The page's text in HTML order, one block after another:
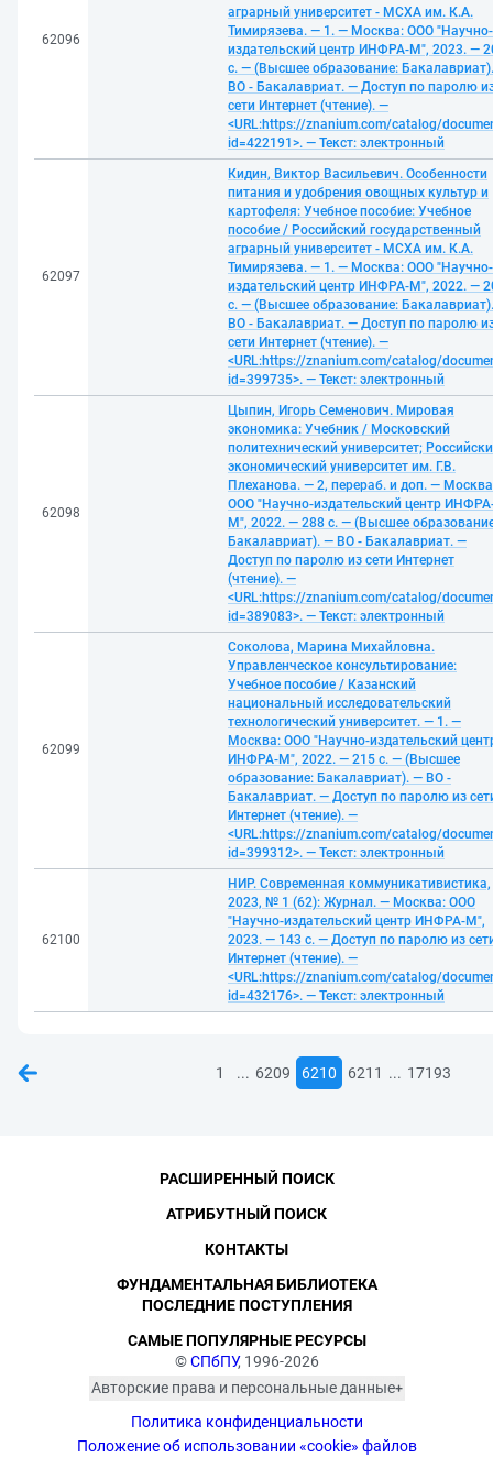
62096
аграрный университет - МСХА им. К.А.
Тимирязева. — 1. — Москва: ООО "Научно-
издательский центр ИНФРА-М", 2023. —
с. — (Высшее образование:
ВО - Бакалавриат. — Доступ по паролю
сети Интернет (чтение). —
<URL:https://znanium.com/catalog/
id=422191>. — Текст: электронный
62097
Кидин, Виктор Васильевич. Особенности
питания и удобрения овощных культур и
картофеля: Учебное пособие: Учебное
пособие / Российский государственный
аграрный университет - МСХА им. К.А.
Тимирязева. — 1. — Москва: ООО "Научно-
издательский центр ИНФРА-М", 2022. —
с. — (Высшее образование:
ВО - Бакалавриат. — Доступ по паролю
сети Интернет (чтение). —
<URL:https://znanium.com/catalog/
id=399735>. — Текст: электронный
62098
Цыпин, Игорь Семенович. Мировая
экономика: Учебник / Московский
политехнический университет;
экономический университет им. Г.В.
Плеханова. — 2, перераб. и доп. —
ООО "Научно-издательский центр
М", 2022. — 288 с. — (Высшее
Бакалавриат). — ВО - Бакалавриат. —
Доступ по паролю из сети Интернет
(чтение). —
<URL:https://znanium.com/catalog/
id=389083>. — Текст: электронный
62099
Соколова, Марина Михайловна.
Управленческое консультирование:
Учебное пособие / Казанский
национальный исследовательский
технологический университет. — 1. —
Москва: ООО "Научно-издательский
ИНФРА-М", 2022. — 215 с. — (Высшее
образование: Бакалавриат). — ВО -
Бакалавриат. — Доступ по паролю из
Интернет (чтение). —
<URL:https://znanium.com/catalog/
id=399312>. — Текст: электронный
62100
НИР. Современная коммуникативистика,
2023, № 1 (62): Журнал. — Москва: ООО
"Научно-издательский центр ИНФРА-М",
2023. — 143 с. — Доступ по паролю из
Интернет (чтение). —
<URL:https://znanium.com/catalog/
id=432176>. — Текст: электронный
1 ... 6209 6210 6211 ... 17193
©СПбПУ, 1996-2026
Авторские права и персональные данные
изображённых лиц в соответствии
с требованиями законодательства
Политика конфиденциальности
Положение об использовании «cookie» файлов
РАСШИРЕННЫЙ ПОИСК
АТРИБУТНЫЙ ПОИСК
КОНТАКТЫ
ФУНДАМЕНТАЛЬНАЯ БИБЛИОТЕКА
ПОСЛЕДНИЕ ПОСТУПЛЕНИЯ
САМЫЕ ПОПУЛЯРНЫЕ РЕСУРСЫ